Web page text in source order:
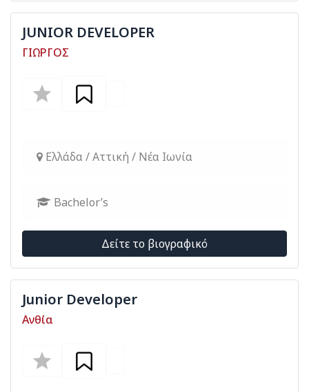
JUNIOR DEVELOPER
ΓΙΩΡΓΟΣ
Ελλάδα / Αττική / Νέα Ιωνία
Bachelor’s
Δείτε το βιογραφικό
Junior Developer
Ανθία